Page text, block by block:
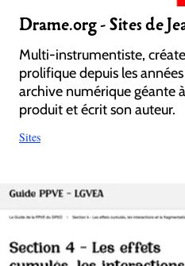
Drame.org - Sites de
Multi-instrumentiste,
prolifique depuis les
archive numérique géante
produit et écrit son auteur.
Sites